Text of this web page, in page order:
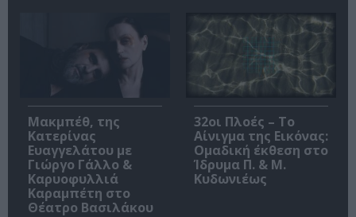
Μακμπέθ, της
Κατερίνας
Ευαγγελάτου με
Γιώργο Γάλλο &
Καρυοφυλλιά
Καραμπέτη στο
Θέατρο Βασιλάκου
32οι Πλοές – Το
Αίνιγμα της Εικόνας:
Ομαδική έκθεση στο
Ίδρυμα Π. & Μ.
Κυδωνιέως